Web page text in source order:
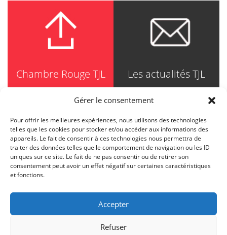
Gérer le consentement
Pour offrir les meilleures expériences, nous utilisons des technologies
telles que les cookies pour stocker et/ou accéder aux informations des
appareils. Le fait de consentir à ces technologies nous permettra de
traiter des données telles que le comportement de navigation ou les ID
uniques sur ce site. Le fait de ne pas consentir ou de retirer son
consentement peut avoir un effet négatif sur certaines caractéristiques
et fonctions.
Accepter
Refuser
Chambre Rouge TJL Les actualités TJL
TRUDEL JOHNSTON & LESPÉRANCE
Avocats / Barristers & Solicitors
750, Côte de la Place d'Armes, Suite 90
Montréal (Quebec) H2Y 2X8
T514 871-8385
1-844-588-8385
info@tjl.quebec